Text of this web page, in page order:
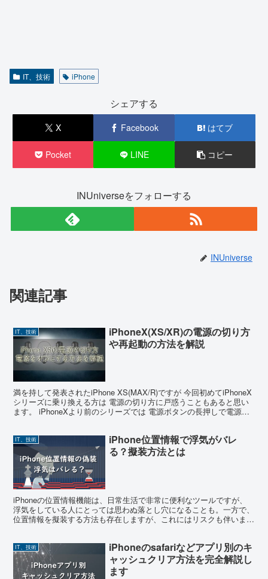
IT、技術 iPhone
シェアする
X Facebook はてブ
Pocket LINE コピー
INUniverseをフォローする
INUniverse
関連記事
IT、技術
iPhoneX(XS/XR)の電源の切り方
や再起動の方法を解説
満を持して発表されたiPhone XS(MAX/R)ですが 今回初めてiPhoneX
シリーズに乗り換える方は 電源の切り方に戸惑うこともあると思い
ます。 iPhoneXより前のシリーズでは 電源ボタンの長押しで電源を
IT、技術
iPhone位置情報で浮気がバレ
る？擬装方法とは
iPhoneの位置情報機能は、日常生活で非常に便利なツールですが、
浮気をしている人にとっては思わぬ落とし穴になることも。一方で、
位置情報を擬装する方法も存在しますが、これにはリスクも伴いま
IT、技術
iPhoneのsafariなどアプリ別のキ
ャッシュクリア方法を完全解説し
ます